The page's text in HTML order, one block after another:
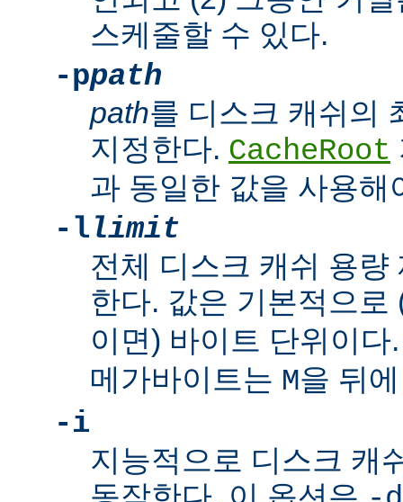
스케줄할 수 있다.
-ppath
path를 디스크 캐쉬의
지정한다. CacheRoot
과 동일한 값을 사용해
-llimit
전체 디스크 캐쉬 용
한다. 값은 기본적으
이면) 바이트 단위이
메가바이트는 M을 뒤
-i
지능적으로 디스크 캐